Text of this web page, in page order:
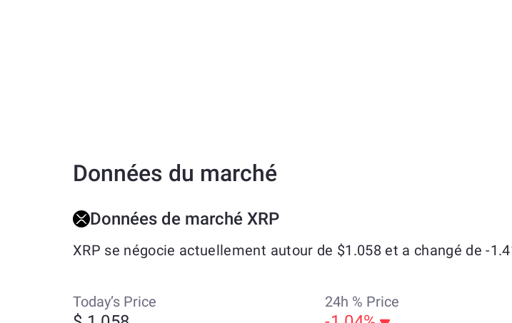
Données du marché
Données de marché XRP
XRP se négocie actuellement autour de $1.058 et a changé de -
Today’s Price 24h % Price